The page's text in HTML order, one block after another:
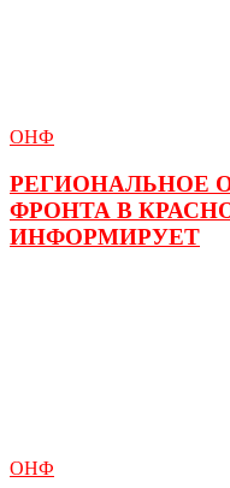
ОНФ
РЕГИОНАЛЬНОЕ
ФРОНТА В
ИНФОРМИРУЕТ
ОНФ